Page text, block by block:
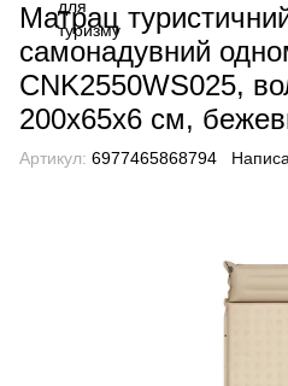
Матрац
самонадувний
CNK2550WS025,
200х65х6 см,
Артикул: 6977465868794